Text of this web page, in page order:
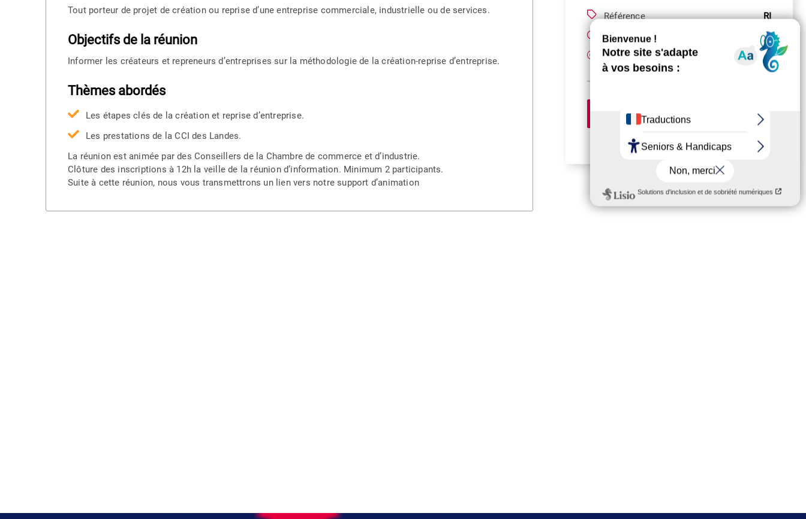
Tout porteur de projet de création ou reprise d’une entreprise commerciale, industrielle ou de services.
Objectifs de la réunion
Informer les créateurs et repreneurs d’entreprises sur la méthodologie de la création-reprise d’entreprise.
Thèmes abordés
Les étapes clés de la création et reprise d’entreprise.
Les prestations de la CCI des Landes.
La réunion est animée par des Conseillers de la Chambre de commerce et d’industrie.
Clôture des inscriptions à 12h la veille de la réunion d’information. Minimum 2 participants.
Suite à cette réunion, nous vous transmettrons un lien vers notre support d’animation
Référence
RI
Durée
0.5 Jour
Prix
Gratuit
S'inscrire